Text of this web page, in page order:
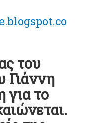
του
Γιάννη
για το